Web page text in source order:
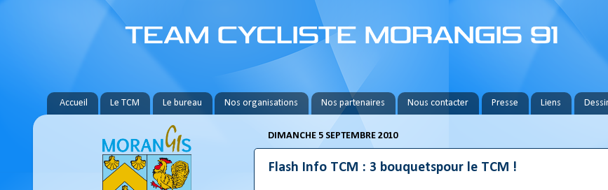
Accueil Le TCM Le bureau Nos organisations Nos partenaires Nous contacter Presse Liens
DIMANCHE 5 SEPTEMBRE 2010
Flash Info TCM : 3 bouquetspour le TCM !